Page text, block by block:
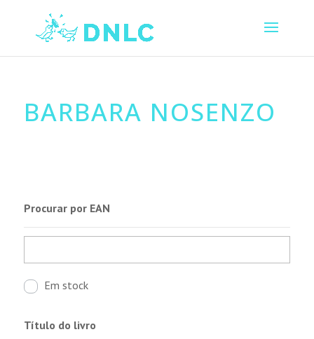
BARBARA NOSENZO
Procurar por EAN
Em stock
Título do livro